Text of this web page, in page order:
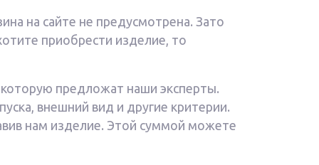
на сайте не предусмотрена. Зато
приобрести изделие, то
которую предложат наши эксперты.
внешний вид и другие критерии.
нам изделие. Этой суммой можете